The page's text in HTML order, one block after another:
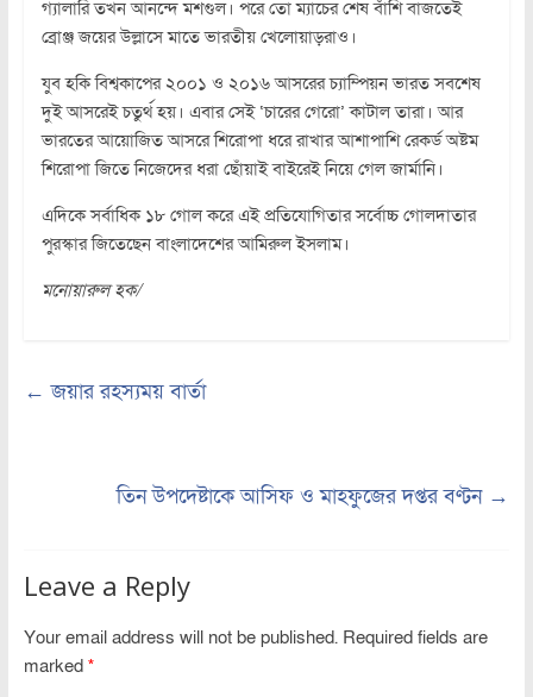
গ্যালারি তখন আনন্দে মশগুল। পরে তো ম্যাচের শেষ বাঁশি বাজতেই
ব্রোঞ্জ জয়ের উল্লাসে মাতে ভারতীয় খেলোয়াড়রাও।
যুব হকি বিশ্বকাপের ২০০১ ও ২০১৬ আসরের চ্যাম্পিয়ন ভারত সবশেষ
দুই আসরেই চতুর্থ হয়। এবার সেই ‘চারের গেরো’ কাটাল তারা। আর
ভারতের আয়োজিত আসরে শিরোপা ধরে রাখার আশাপাশি রেকর্ড অষ্টম
শিরোপা জিতে নিজেদের ধরা ছোঁয়াই বাইরেই নিয়ে গেল জার্মানি।
এদিকে সর্বাধিক ১৮ গোল করে এই প্রতিযোগিতার সর্বোচ্চ গোলদাতার
পুরস্কার জিতেছেন বাংলাদেশের আমিরুল ইসলাম।
মনোয়ারুল হক/
← জয়ার রহস্যময় বার্তা
তিন উপদেষ্টাকে আসিফ ও মাহফুজের দপ্তর বণ্টন →
Leave a Reply
Your email address will not be published. Required fields are
marked *